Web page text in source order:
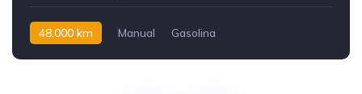
48.000 km Manual Gasolina